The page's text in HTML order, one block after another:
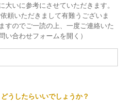
大いに参考にさせていただきます。
頼いただきまして有難うございま
すのでご一読の上、一度ご連絡いた
問い合わせフォームを開く）
うしたらいいでしょうか？